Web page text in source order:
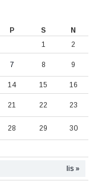
P S N
lis »
1 2
7 8 9
14 15 16
21 22 23
28 29 30